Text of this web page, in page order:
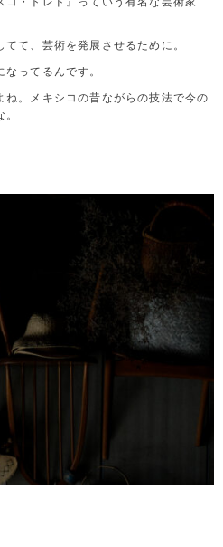
て、芸術を発展させるために。
ってるんです。
ね。メキシコの昔ながらの技法で今の